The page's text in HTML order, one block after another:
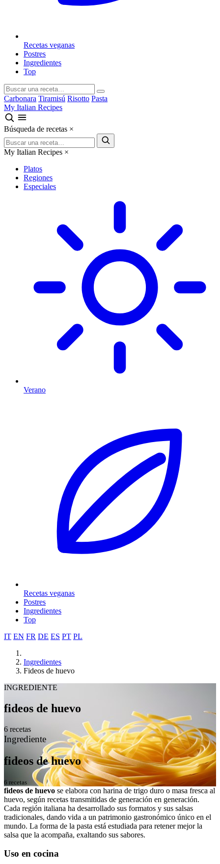
Recetas veganas
Postres
Ingredientes
Top
Carbonara Tiramisú Risotto Pasta
My Italian Recipes
Búsqueda de recetas ×
My Italian Recipes ×
Platos
Regiones
Especiales
Verano
Recetas veganas
Postres
Ingredientes
Top
IT EN FR DE ES PT PL
Ingredientes
Fideos de huevo
INGREDIENTE
fideos de huevo
6 recetas
Ingrediente
fideos de huevo
6 recetas
fideos de huevo se elabora con harina de trigo duro o masa fresca al
huevo, según recetas transmitidas de generación en generación.
Cada región italiana ha desarrollado sus formatos y sus salsas
tradicionales, dando vida a un patrimonio gastronómico único en el
mundo. La forma de la pasta está estudiada para retener mejor la
salsa que la acompaña, exaltando sus sabores.
Uso en cocina